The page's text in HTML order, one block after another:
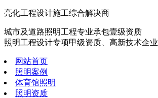
亮化工程设计施工综合解决商
城市及道路照明工程专业承包壹级资质
照明工程设计专项甲级资质、高新技术企业
网站首页
照明案例
体育馆照明
照明资质